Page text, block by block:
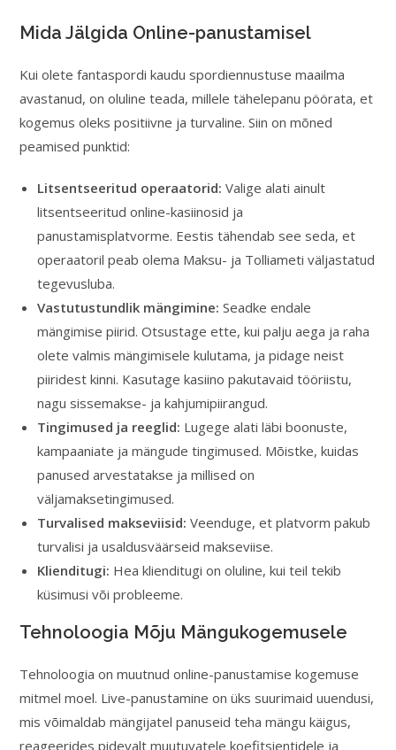
Mida Jälgida Online-panustamisel
Kui olete fantaspordi kaudu spordiennustuse maailma
avastanud, on oluline teada, millele tähelepanu pöörata, et
kogemus oleks positiivne ja turvaline. Siin on mõned
peamised punktid:
Litsentseeritud operaatorid: Valige alati ainult
litsentseeritud online-kasiinosid ja
panustamisplatvorme. Eestis tähendab see seda, et
operaatoril peab olema Maksu- ja Tolliameti väljastatud
tegevusluba.
Vastutustundlik mängimine: Seadke endale
mängimise piirid. Otsustage ette, kui palju aega ja raha
olete valmis mängimisele kulutama, ja pidage neist
piiridest kinni. Kasutage kasiino pakutavaid tööriistu,
nagu sissemakse- ja kahjumipiirangud.
Tingimused ja reeglid: Lugege alati läbi boonuste,
kampaaniate ja mängude tingimused. Mõistke, kuidas
panused arvestatakse ja millised on
väljamaksetingimused.
Turvalised makseviisid: Veenduge, et platvorm pakub
turvalisi ja usaldusväärseid makseviise.
Klienditugi: Hea klienditugi on oluline, kui teil tekib
küsimusi või probleeme.
Tehnoloogia Mõju Mängukogemusele
Tehnoloogia on muutnud online-panustamise kogemuse
mitmel moel. Live-panustamine on üks suurimaid uuendusi,
mis võimaldab mängijatel panuseid teha mängu käigus,
reageerides pidevalt muutuvatele koefitsientidele ja